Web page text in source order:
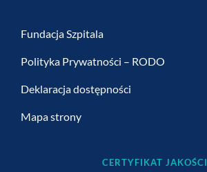
Fundacja Szpitala
Polityka Prywatności – RODO
Deklaracja dostępności
Mapa strony
CERTYFIKAT JAKOŚCI